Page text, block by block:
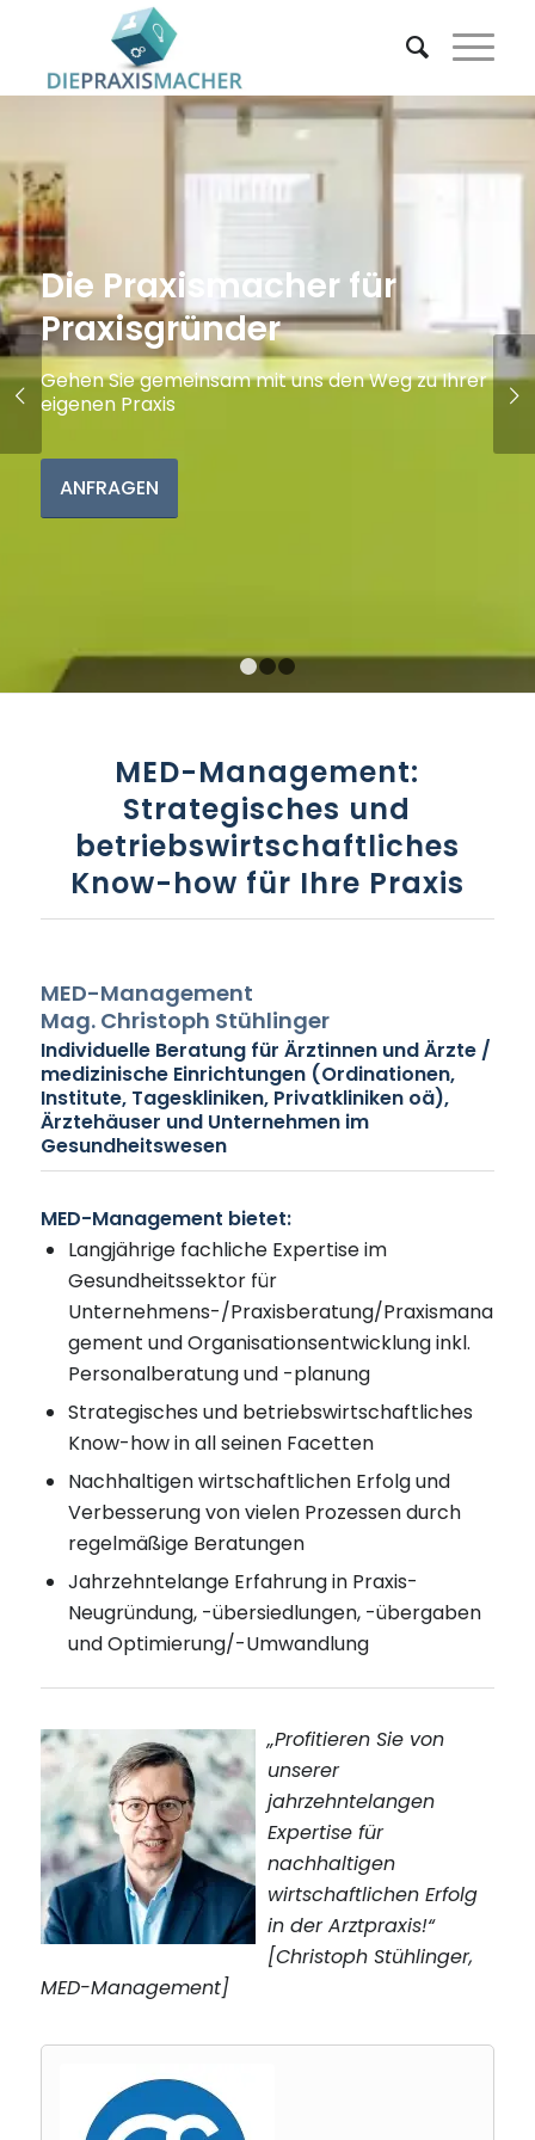
Weiter
Die Praxismacher für
Praxisgründer
Gehen Sie gemeinsam mit uns den Weg zu Ihrer
eigenen Praxis
ANFRAGEN
MED-Management:
Strategisches und
betriebswirtschaftliches
Know-how für Ihre Praxis
MED-Management
Mag. Christoph Stühlinger
Individuelle Beratung für Ärztinnen und Ärzte /
medizinische Einrichtungen (Ordinationen,
Institute, Tageskliniken, Privatkliniken oä),
Ärztehäuser und Unternehmen im
Gesundheitswesen
MED-Management bietet:
Langjährige fachliche Expertise im
Gesundheitssektor für
Unternehmens-/Praxisberatung/Praxismana
gement und Organisationsentwicklung inkl.
Personalberatung und -planung
Strategisches und betriebswirtschaftliches
Know-how in all seinen Facetten
Nachhaltigen wirtschaftlichen Erfolg und
Verbesserung von vielen Prozessen durch
regelmäßige Beratungen
Jahrzehntelange Erfahrung in Praxis-
Neugründung, -übersiedlungen, -übergaben
und Optimierung/-Umwandlung
„Profitieren Sie von
unserer
jahrzehntelangen
Expertise für
nachhaltigen
wirtschaftlichen Erfolg
in der Arztpraxis!“
[Christoph Stühlinger,
MED-Management]